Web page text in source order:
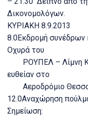
Δικονομολόγων.
ΚΥΡΙΑΚΗ 8.9.2013
8.0Εκδρομή συνέδρων
Οχυρά του
ΡΟΥΠΕΛ – Λίμνη
ευθείαν στο
Αεροδρόμιο
12.0Αναχώρηση
Σημείωση: